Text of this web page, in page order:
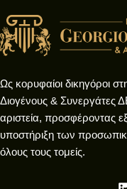
Ως κορυφαίοι δικηγόροι
Διογένους & Συνεργάτες
αριστεία, προσφέροντας
υποστήριξη των
όλους τους τομείς.